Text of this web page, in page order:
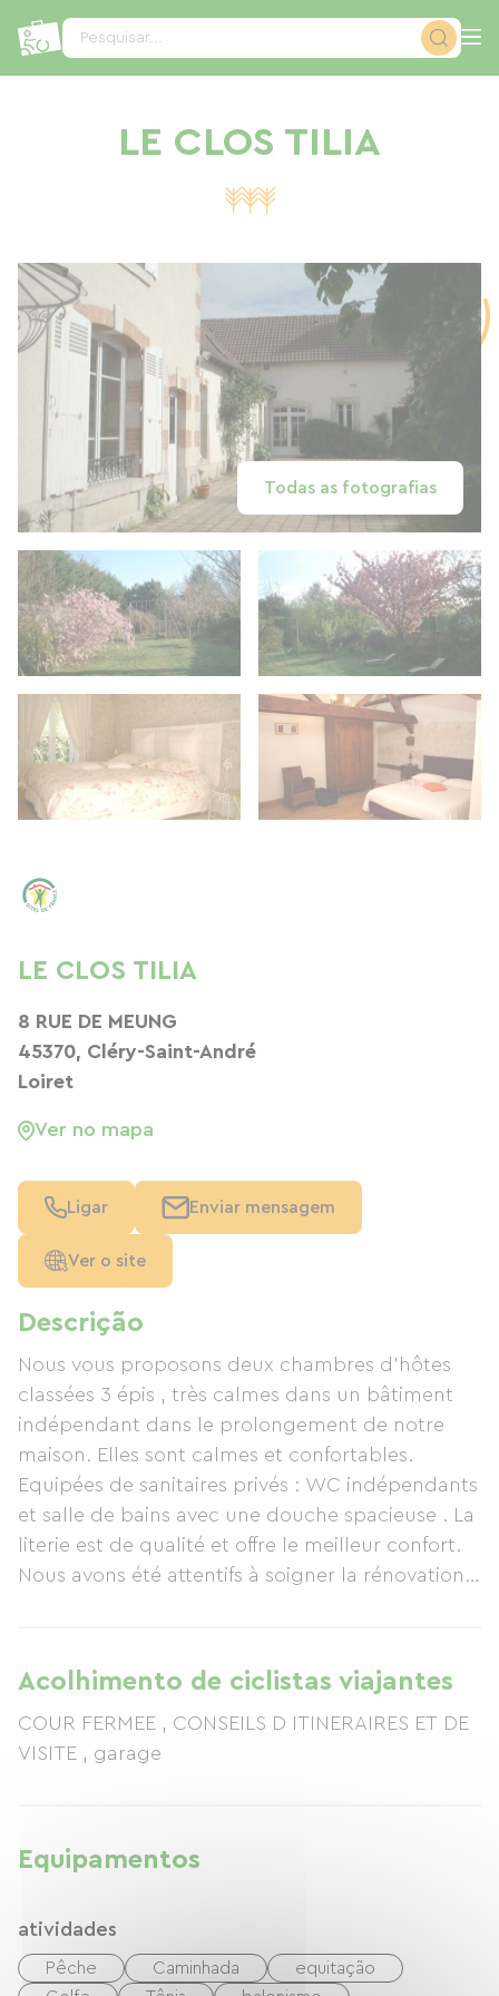
Pesquisar...
LE CLOS TILIA
Todas as fotografias
Descrição
Nous vous proposons deux chambres d'hôtes
classées 3 épis , très calmes dans un bâtiment
indépendant dans le prolongement de notre
maison. Elles sont calmes et confortables.
Equipées de sanitaires privés : WC indépendants
et salle de bains avec une douche spacieuse . La
literie est de qualité et offre le meilleur confort.
Nous avons été attentifs à soigner la rénovation
et poutres et de vous offrir un cadre agréable et
chaleureux.
Cléry Saint André, notre village, bénéficie dans
le département du Loiret, d'une situation
exemple n'est qu'à vingt minutes.
Dans le village une superbe basilique du 15 e ou
La Sologne et la Loire offrent la possibilité de
nombreuses randonnées
Acolhimento de ciclistas viajantes
COUR FERMEE , CONSEILS D ITINERAIRES ET DE
VISITE , garage
Equipamentos
atividades
Pêche Caminhada
equitação
LE CLOS TILIA
8 RUE DE MEUNG
45370, Cléry-Saint-André
Loiret
Ver no mapa
Ligar Enviar mensagem
Ver o site
Painel de Gerenciamento de Cookies